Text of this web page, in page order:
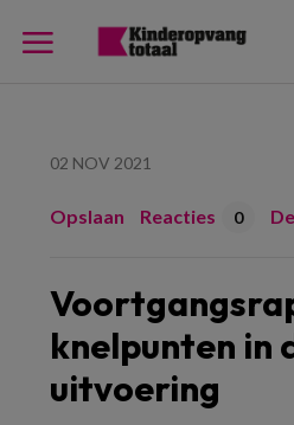
02 NOV 2021
Opslaan Reacties 0
knelpunten in
uitvoering